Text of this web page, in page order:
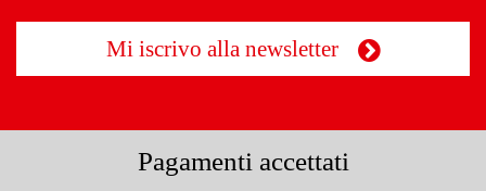
Mi iscrivo alla newsletter
Pagamenti accettati